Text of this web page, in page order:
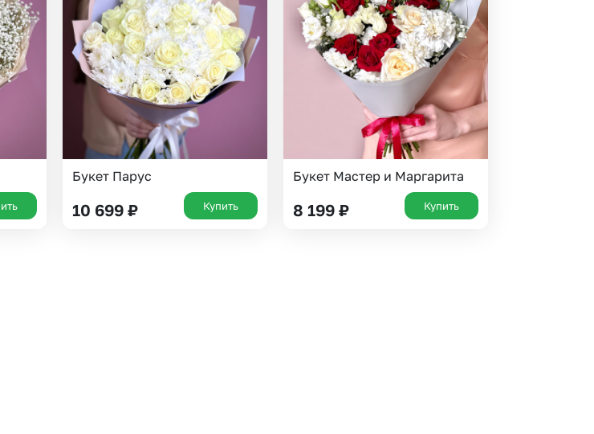
Insta букеты
Хиты продаж
Новинки
До 10000 рублей
Черная пятница
Все категории
Букет Парус
10 699 ₽ Купить
Букет Мастер и Маргарита
8 199 ₽ Купить